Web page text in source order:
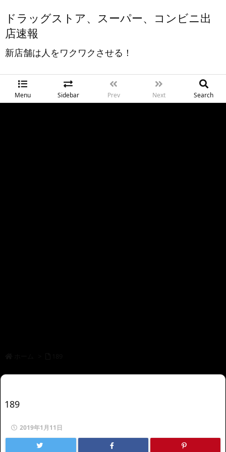
ドラッグストア、スーパー、コンビニ出
店速報
新店舗は人をワクワクさせる！
Menu Sidebar Prev Next Search
189
2019年1月11日